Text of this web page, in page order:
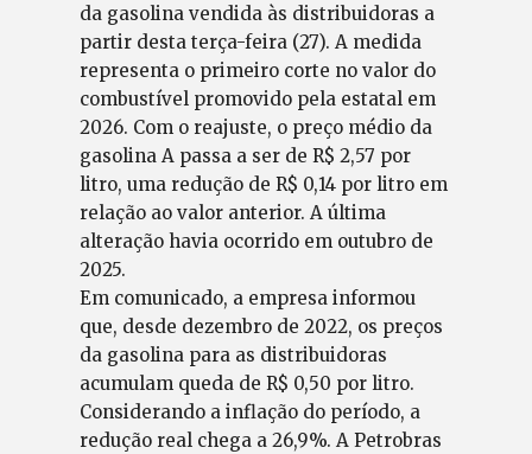
da gasolina vendida às distribuidoras a
partir desta terça-feira (27). A medida
representa o primeiro corte no valor do
combustível promovido pela estatal em
2026. Com o reajuste, o preço médio da
gasolina A passa a ser de R$ 2,57 por
litro, uma redução de R$ 0,14 por litro em
relação ao valor anterior. A última
alteração havia ocorrido em outubro de
2025.
Em comunicado, a empresa informou
que, desde dezembro de 2022, os preços
da gasolina para as distribuidoras
acumulam queda de R$ 0,50 por litro.
Considerando a inflação do período, a
redução real chega a 26,9%. A Petrobras